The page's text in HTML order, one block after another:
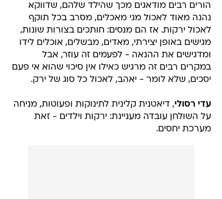
הורים רבים מודאגים מכך שהילד שלהם, שדווקא
נהנה מאוד לאכול מני מאכלים, מסרב בכל תוקף
לאכול ירקות. אז הם מנסים: חותכים בצורות שונות,
מגישים באופן יצירתי, מאדים, מבשלים, אוכלים לידו
ומדגישים את ההנאה - לפעמים זה עוזר, אבל
במקרים רבים זה מרגיש כאילו אין סיכוי שהוא אי פעם
יסכים, שלא לומר - יאהב, לאכול כל סוג של ירק.
עדי רסולי, דיאטנית קלינית לתינוקות ופעוטות, מניחה
על השולחן עובדה מעניינת: ירקות וילדים - זאת
מערכת יחסים.